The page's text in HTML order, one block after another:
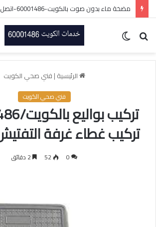
مضخة ماء بدون صوت بالكويت-60001486-اتصل الان
بحث
الرئيسية | فني صحي الكويت
فني صحي الكويت
تركيب غطاء غرفة
0
52